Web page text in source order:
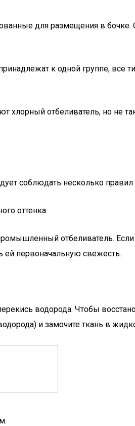
для размещения в бочке.
к одной группе, все
отбеливатель, но не
соблюдать несколько правил
оттенка.
отбеливатель.
ей первоначальную свежесть.
водорода. Чтобы
и замочите ткань в